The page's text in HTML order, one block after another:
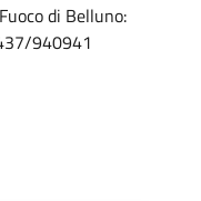
di Belluno:
940941